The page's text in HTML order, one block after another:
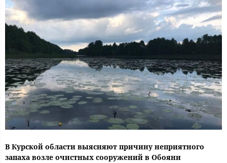
В Курской области выясняют причину неприятного
запаха возле очистных сооружений в Обояни